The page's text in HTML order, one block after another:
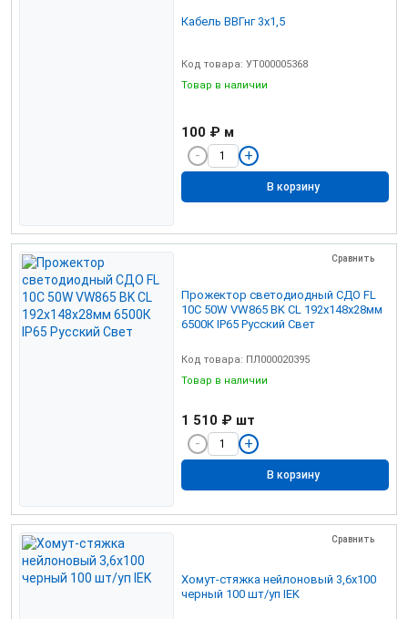
Кабель ВВГнг 3х1,5
Код товара: УТ000005368
Товар в наличии
100 ₽ м
В корзину
Сравнить
Прожектор светодиодный СДО FL
10C 50W VW865 BK CL 192х148х28мм
6500К IP65 Русский Свет
Код товара: ПЛ000020395
Товар в наличии
1 510 ₽ шт
В корзину
Сравнить
Хомут-стяжка нейлоновый 3,6х100
черный 100 шт/уп IEK